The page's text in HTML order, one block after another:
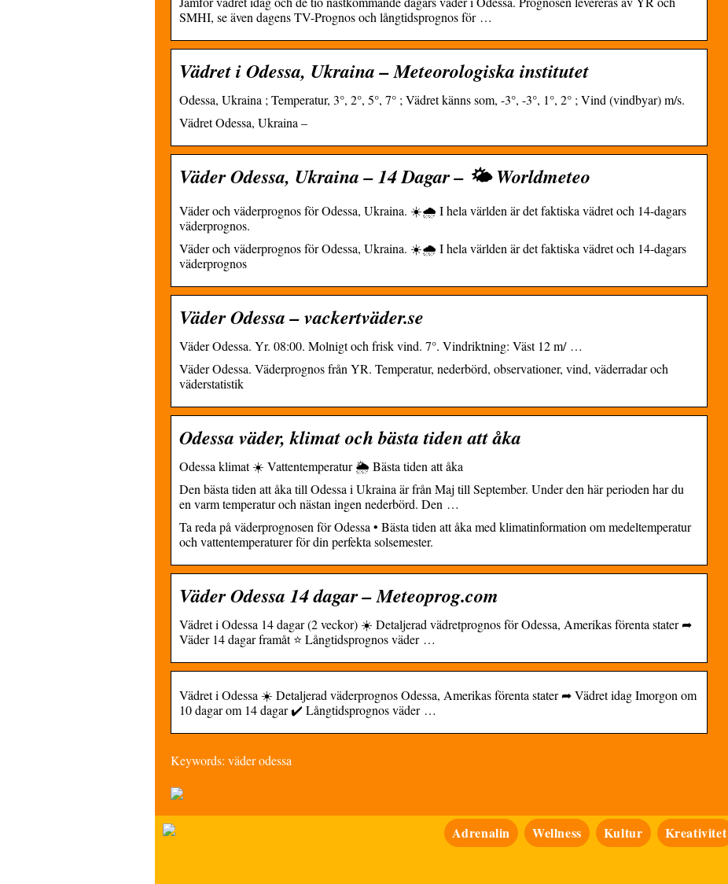
SMHI, se även dagens TV-Prognos och långtidsprognos för …
Vädret i Odessa, Ukraina – Meteorologiska institutet
Odessa, Ukraina ; Temperatur, 3°, 2°, 5°, 7° ; Vädret känns som, -3°, -3°, 1°, 2° ; Vind (vindbyar) m/s.
Vädret Odessa, Ukraina –
Väder Odessa, Ukraina – 14 Dagar – 🌤️ Worldmeteo
Väder och väderprognos för Odessa, Ukraina. ☀️🌧️ I hela världen är det faktiska vädret och 14-dagars
väderprognos.
Väder och väderprognos för Odessa, Ukraina. ☀️🌧️ I hela världen är det faktiska vädret och 14-dagars
väderprognos
Väder Odessa – vackertväder.se
Väder Odessa. Yr. 08:00. Molnigt och frisk vind. 7°. Vindriktning: Väst 12 m/ …
Väder Odessa. Väderprognos från YR. Temperatur, nederbörd, observationer, vind, väderradar och
väderstatistik
Odessa väder, klimat och bästa tiden att åka
Odessa klimat ☀️ Vattentemperatur 🌦️ Bästa tiden att åka
Den bästa tiden att åka till Odessa i Ukraina är från Maj till September. Under den här perioden har du
en varm temperatur och nästan ingen nederbörd. Den …
Ta reda på väderprognosen för Odessa • Bästa tiden att åka med klimatinformation om medeltemperatur
och vattentemperaturer för din perfekta solsemester.
Väder Odessa 14 dagar – Meteoprog.com
Vädret i Odessa 14 dagar (2 veckor) ☀️ Detaljerad vädretprognos för Odessa, Amerikas förenta stater ➦
Väder 14 dagar framåt ⭐ Långtidsprognos väder …
Vädret i Odessa ☀️ Detaljerad väderprognos Odessa, Amerikas förenta stater ➦ Vädret idag Imorgon om
10 dagar om 14 dagar ✔️ Långtidsprognos väder …
Keywords: väder odessa
Adrenalin Wellness Kultur Kreativitet